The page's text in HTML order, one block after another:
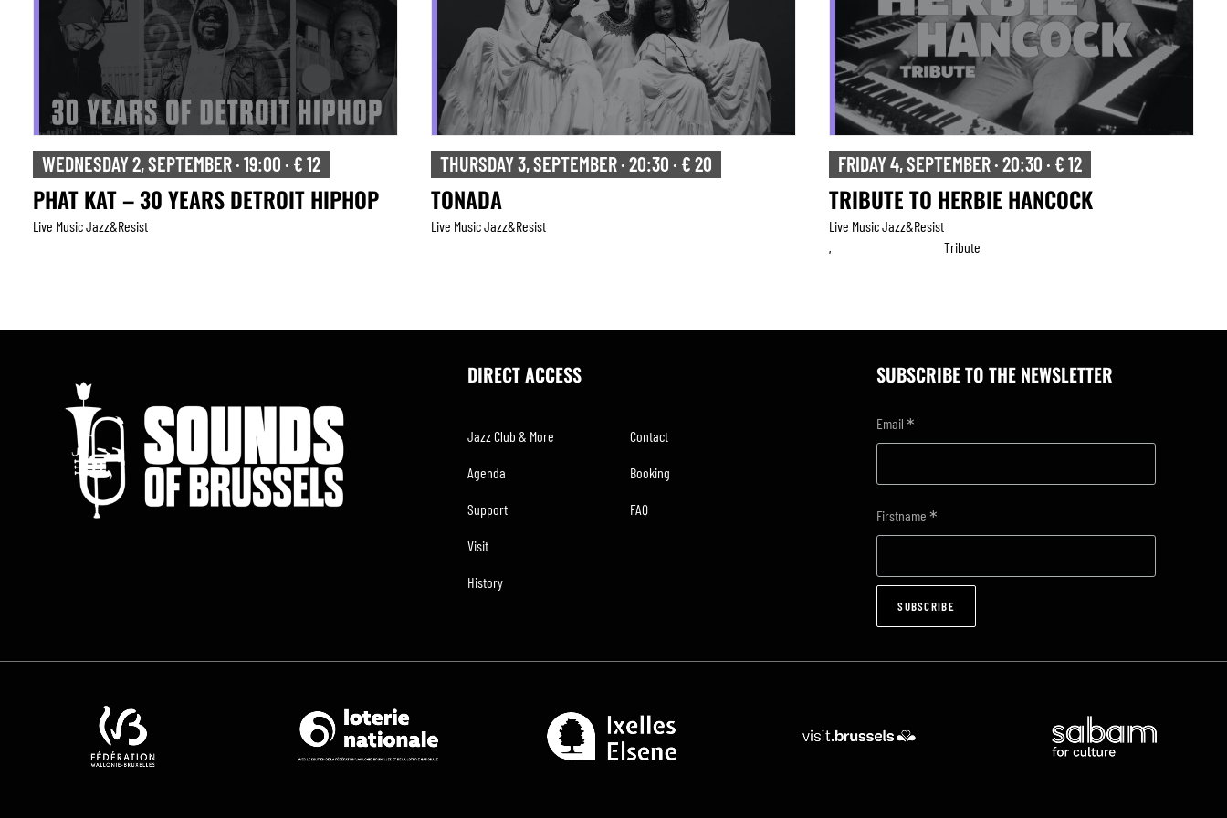
THURSDAY 3, SEPTEMBER · 20:30 · € 20
TONADA
Live Music Jazz&resist
FRIDAY 4, SEPTEMBER · 20:30 · € 12
TRIBUTE TO HERBIE HANCOCK
Live Music Jazz&resist
SATURDAY 5, SEPTEMBER · 20:30 · € 15
BRUSSELS SALSA PROJECT
Live Music Jazz&resist
DIRECT ACCESS
Jazz Club & More
Agenda
Support
Visit
History
Contact
Booking
FAQ
SUBSCRIBE TO THE NEWSLETTER
Email*
Firstname*